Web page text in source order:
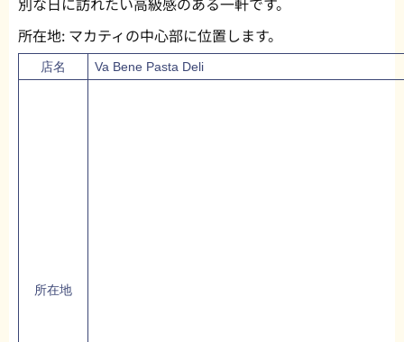
所在地: マカティの中心部に位置します。
店名 Va Bene Pasta Deli
所在地